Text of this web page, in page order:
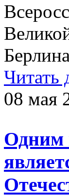
Читать
08 мая
Одним